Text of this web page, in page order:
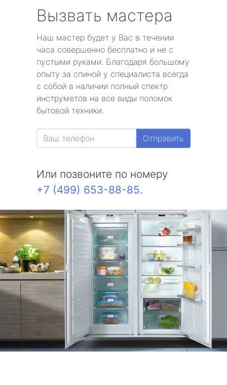
Вызвать мастера
Наш мастер будет у Вас в течении
часа совершенно бесплатно и не с
пустыми руками. Благодаря большому
опыту за спиной у специалиста всегда
с собой в наличии полный спектр
инструметов на все виды поломок
бытовой техники.
Отправить
Или позвоните по номеру
+7 (499) 653-88-85.